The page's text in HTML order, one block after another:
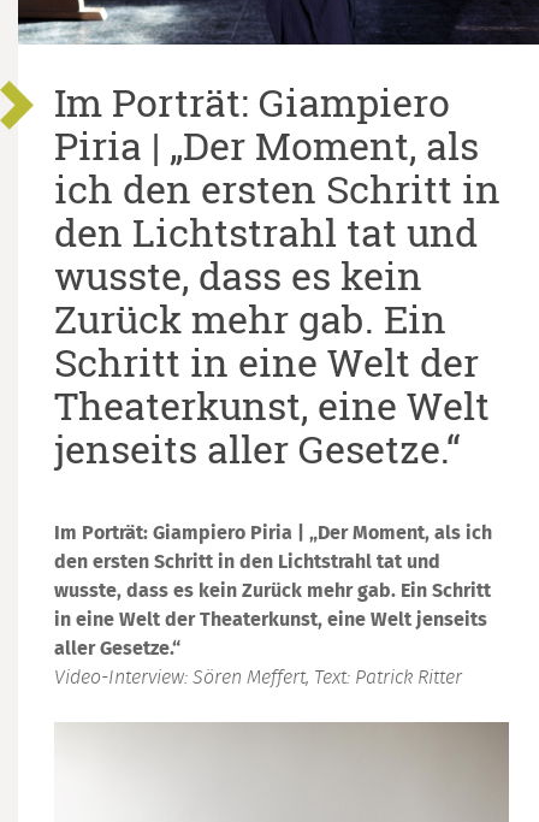
Im Porträt: Giampiero
Piria | „Der Moment, als
ich den ersten Schritt in
den Lichtstrahl tat und
wusste, dass es kein
Zurück mehr gab. Ein
Schritt in eine Welt der
Theaterkunst, eine Welt
jenseits aller Gesetze.“
Im Porträt: Giampiero Piria | „Der Moment, als ich
den ersten Schritt in den Lichtstrahl tat und
wusste, dass es kein Zurück mehr gab. Ein Schritt
in eine Welt der Theaterkunst, eine Welt jenseits
aller Gesetze.“
Video-Interview: Sören Meffert, Text: Patrick Ritter